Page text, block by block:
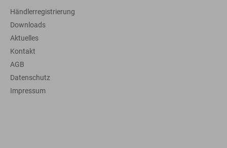
Händlerregistrierung
Downloads
Aktuelles
Kontakt
AGB
Datenschutz
Impressum